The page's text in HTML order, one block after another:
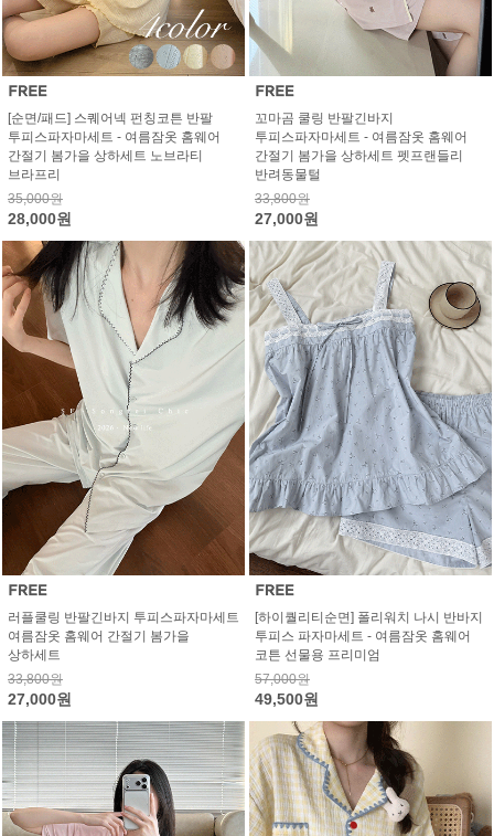
[순면/패드] 스퀘어넥 펀칭코튼 반팔
투피스파자마세트 - 여름잠옷 홈웨어
간절기 봄가을 상하세트 노브라티
브라프리
35,000원
28,000원
꼬마곰 쿨링 반팔긴바지
투피스파자마세트 - 여름잠옷 홈웨어
간절기 봄가을 상하세트 펫프랜들리
반려동물털
33,800원
27,000원
러플쿨링 반팔긴바지 투피스파자마세트
여름잠옷 홈웨어 간절기 봄가을
상하세트
33,800원
27,000원
[하이퀄리티순면] 폴리워치 나시 반바지
투피스 파자마세트 - 여름잠옷 홈웨어
코튼 선물용 프리미엄
57,000원
49,500원